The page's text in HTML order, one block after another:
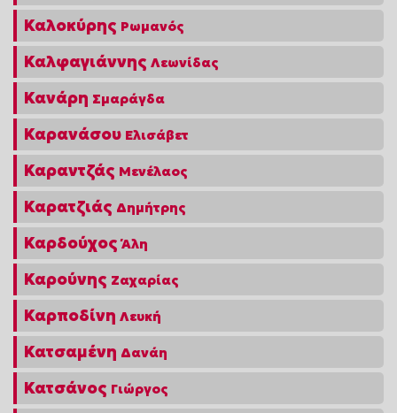
Καλοκύρης Ρωμανός
Καλφαγιάννης Λεωνίδας
Κανάρη Σμαράγδα
Καρανάσου Ελισάβετ
Καραντζάς Μενέλαος
Καρατζιάς Δημήτρης
Καρδούχος Άλη
Καρούνης Ζαχαρίας
Καρποδίνη Λευκή
Κατσαμένη Δανάη
Κατσάνος Γιώργος